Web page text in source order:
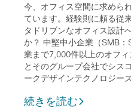
今、オフィス空間に求めら
ています。経験則に頼る従
タドリブンなオフィス設計
か？ 中堅中小企業（SMB
業まで7,000件以上のオフ
とそのグループ会社でシス
ークデザインテクノロジー
続きを読む